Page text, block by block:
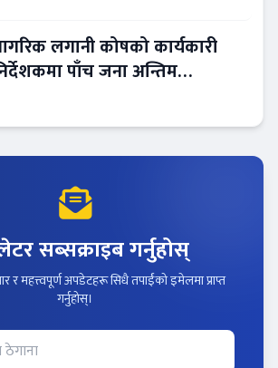
लगानी कोषको कार्यकारी
पाँच जना अन्तिम
सब्सक्राइब गर्नुहोस्
र महत्त्वपूर्ण अपडेटहरू सिधै तपाईंको इमेलमा प्राप्त
गर्नुहोस्।